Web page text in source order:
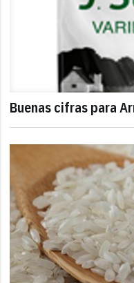
Buenas cifras para